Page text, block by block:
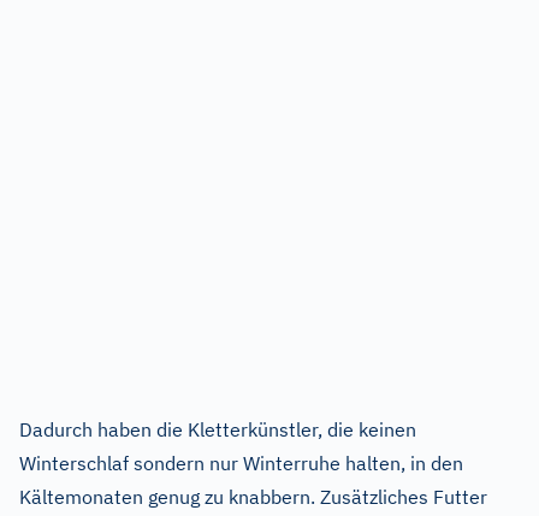
Dadurch haben die Kletterkünstler, die keinen
Winterschlaf sondern nur Winterruhe halten, in den
Kältemonaten genug zu knabbern. Zusätzliches Futter